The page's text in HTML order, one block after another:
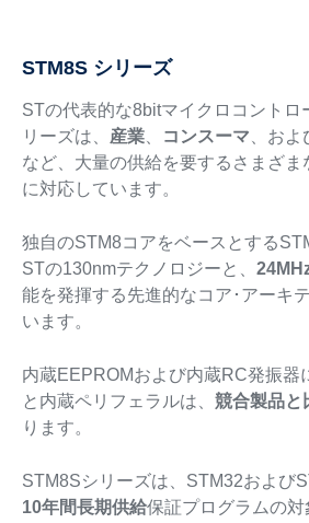
STM8S シリーズ
STの代表的な8bitマイクロコントロ
リーズは、 産業、 コンスーマ 、およ
など、大量の供給を要するさまざま
に対応しています。
独自のSTM8コアをベースとする
STの130nmテクノロジーと、
能を発揮する先進的なコア･アーキ
います。
内蔵EEPROMおよび内蔵RC発振器
と内蔵ペリフェラルは、 競合製品と
ります。
STM8Sシリーズは、STM32および
10年間長期供給保証プログラムの